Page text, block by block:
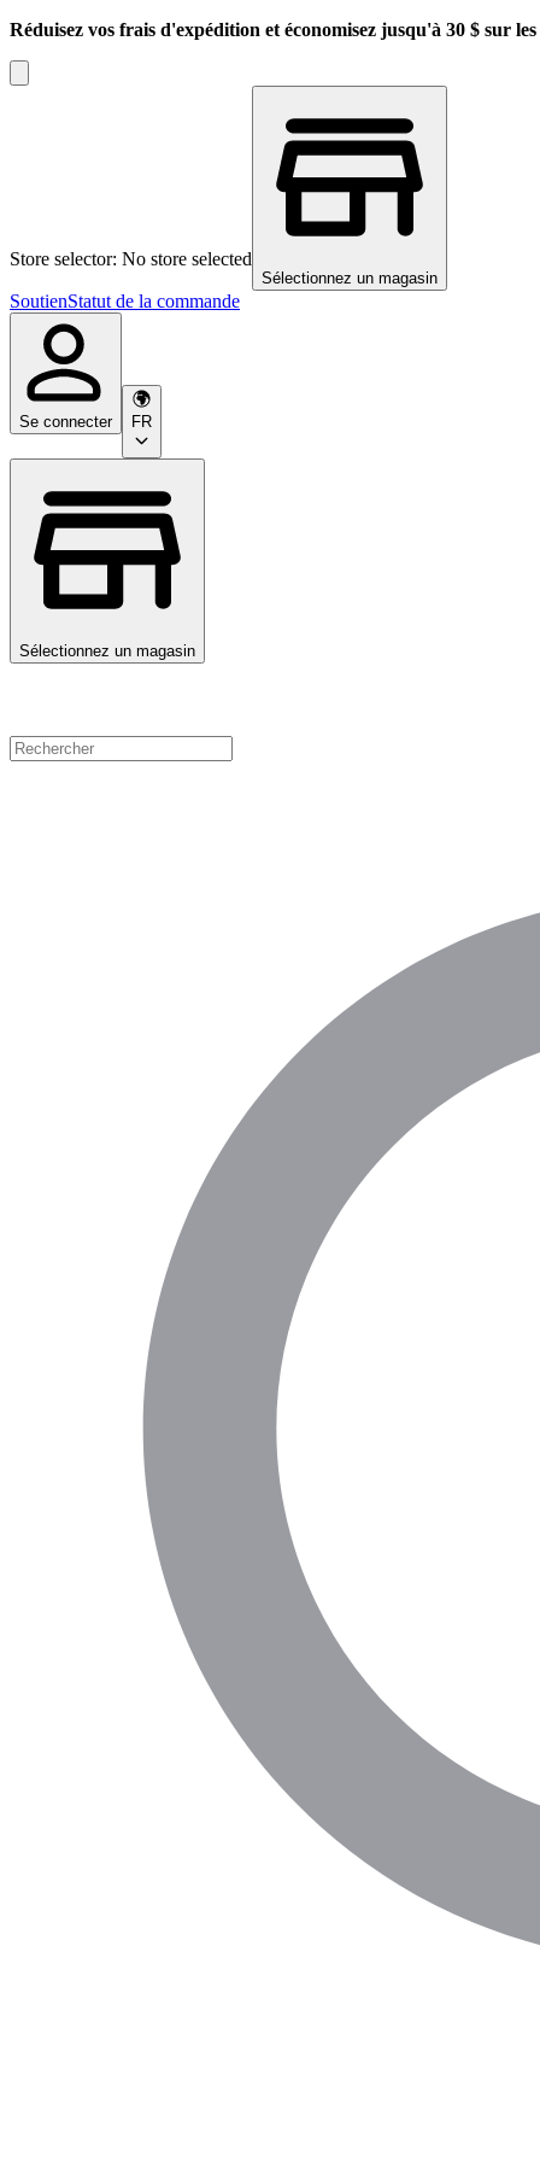
Réduisez vos frais d'expédition et économisez jusqu'à 30 $ sur
Store selector: No store selected
Sélectionnez un magasin
SoutienStatut de la commande
Se connecter FR
Sélectionnez un magasin